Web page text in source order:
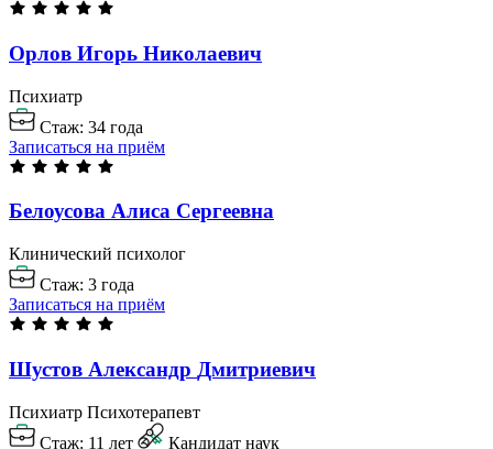
Орлов Игорь Николаевич
Психиатр
Стаж: 34 года
Записаться на приём
Белоусова Алиса Сергеевна
Клинический психолог
Стаж: 3 года
Записаться на приём
Шустов Александр Дмитриевич
Психиатр Психотерапевт
Стаж: 11 лет
Кандидат наук